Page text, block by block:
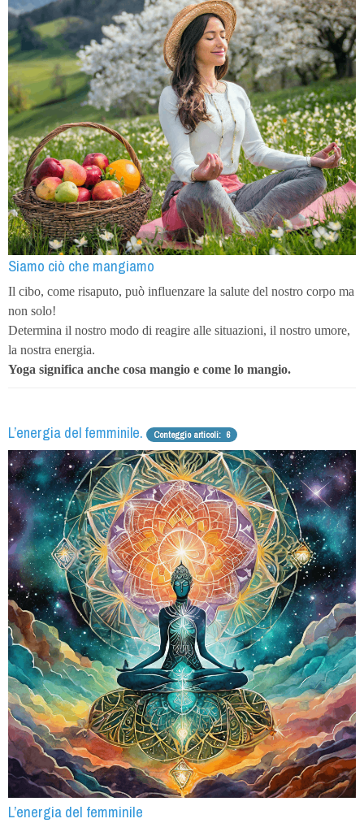
Siamo ciò che mangiamo
Il cibo, come risaputo, può influenzare la salute del nostro corpo ma
non solo!
Determina il nostro modo di reagire alle situazioni, il nostro umore,
la nostra energia.
Yoga significa anche cosa mangio e come lo mangio.
L’energia del femminile. Conteggio articoli: 6
L’energia del femminile